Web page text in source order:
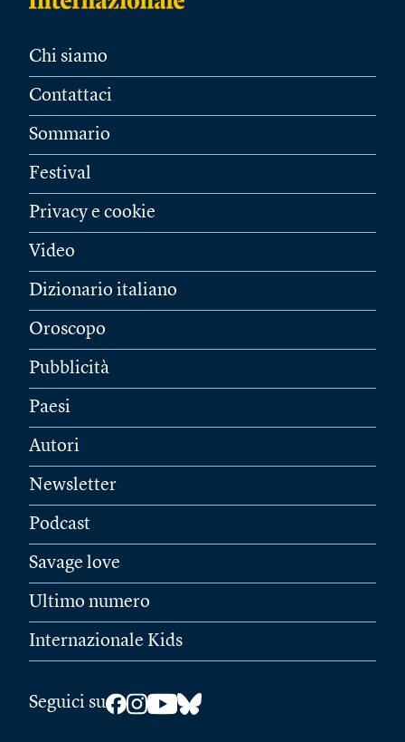
Chi siamo
Contattaci
Sommario
Festival
Privacy e cookie
Video
Dizionario italiano
Oroscopo
Pubblicità
Paesi
Autori
Newsletter
Podcast
Savage love
Ultimo numero
Internazionale Kids
Seguici su